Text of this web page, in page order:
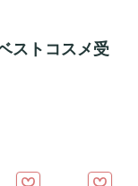
チンPPT*2を洗浄
配合。“補修しな
ストコスメ受